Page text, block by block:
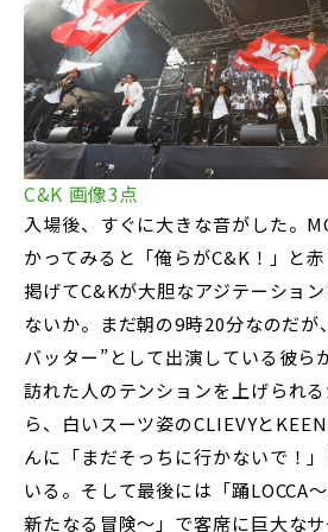
C&K 画像3点
入場後、すぐに大きな音がした。
かってみると「俺らがC&K！」と
掲げてC&Kが大胆なアジテーショ
ないか。まだ朝の9時20分なのだ
バッター”として出演している彼ら
訪れた人のテンションを上げられ
ら、白いスーツ姿のCLIEVYと
んに「まだそっちに行かないで！
いる。そして最後には「踊
新たなる冒険～」で客席に巨大な